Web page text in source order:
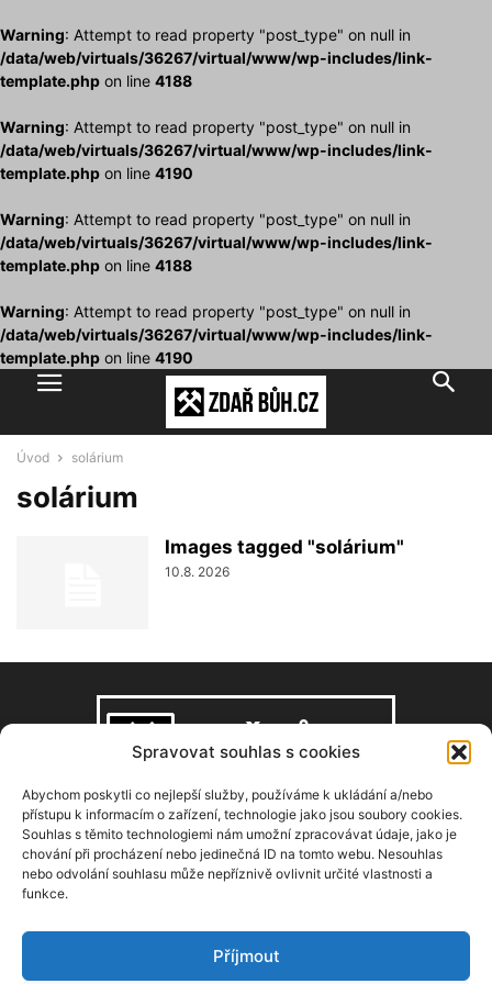
Spravovat souhlas s cookies
Abychom poskytli co nejlepší služby, používáme k ukládání a/nebo
přístupu k informacím o zařízení, technologie jako jsou soubory cookies.
Souhlas s těmito technologiemi nám umožní zpracovávat údaje, jako je
chování při procházení nebo jedinečná ID na tomto webu. Nesouhlas
nebo odvolání souhlasu může nepříznivě ovlivnit určité vlastnosti a
funkce.
Příjmout
Warning: Attempt to read property "post_type" on null in
/data/web/virtuals/36267/virtual/www/wp-includes/link-
template.php on line 4188
Warning: Attempt to read property "post_type" on null in
/data/web/virtuals/36267/virtual/www/wp-includes/link-
template.php on line 4190
Warning: Attempt to read property "post_type" on null in
/data/web/virtuals/36267/virtual/www/wp-includes/link-
template.php on line 4188
Warning: Attempt to read property "post_type" on null in
/data/web/virtuals/36267/virtual/www/wp-includes/link-
template.php on line 4190
Úvod solárium
solárium
Images tagged "solárium"
10.8. 2026
O NÁS